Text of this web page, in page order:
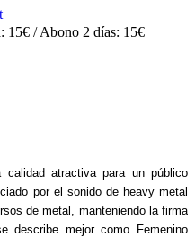
15€ / Abono 2 días: 15€
atractiva para un público
por el sonido de heavy metal
de metal, manteniendo la firma
describe mejor como Femenino